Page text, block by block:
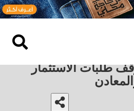
طلبات الاستثمار